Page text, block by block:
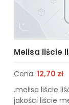
Melisa liście
Cena: 12,70 zł
.melisa liście
jakości liście